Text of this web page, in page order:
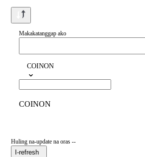
Makakatanggap ako
COINON
COINON
Huling na-update na oras --
I-refresh